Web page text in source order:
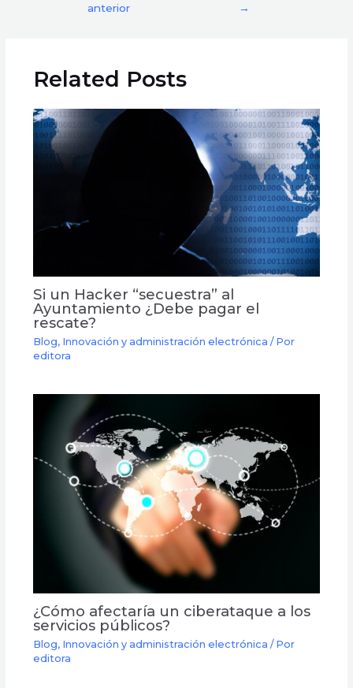
anterior
→
Related Posts
Si un Hacker “secuestra” al
Ayuntamiento ¿Debe pagar el
rescate?
Blog, Innovación y administración electrónica / Por
editora
¿Cómo afectaría un ciberataque a los
servicios públicos?
Blog, Innovación y administración electrónica / Por
editora